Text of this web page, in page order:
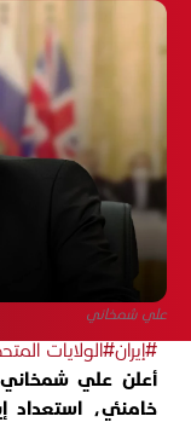
علي شمخاني
#إيران#الولايات
أعلن علي
خامنئي، استعداد